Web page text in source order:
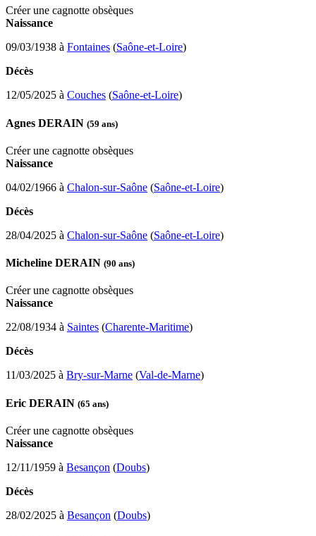
Créer une cagnotte obsèques
Naissance
09/03/1938 à Fontaines (Saône-et-Loire)
Décès
12/05/2025 à Couches (Saône-et-Loire)
Agnes DERAIN (59 ans)
Créer une cagnotte obsèques
Naissance
04/02/1966 à Chalon-sur-Saône (Saône-et-Loire)
Décès
28/04/2025 à Chalon-sur-Saône (Saône-et-Loire)
Micheline DERAIN (90 ans)
Créer une cagnotte obsèques
Naissance
22/08/1934 à Saintes (Charente-Maritime)
Décès
11/03/2025 à Bry-sur-Marne (Val-de-Marne)
Eric DERAIN (65 ans)
Créer une cagnotte obsèques
Naissance
12/11/1959 à Besançon (Doubs)
Décès
28/02/2025 à Besançon (Doubs)